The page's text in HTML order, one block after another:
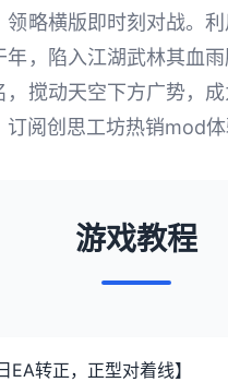
领略横版即时刻对战。
年，陷入江湖武林其血
，搅动天空下方广势，
阅创思工坊热销mod体
游戏教程
EA转正，正型对着线】